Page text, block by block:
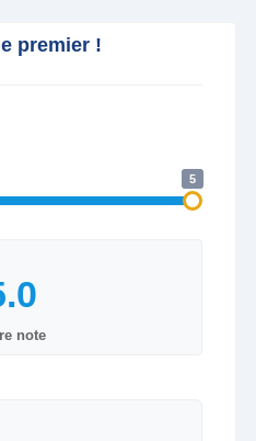
premier !
5
note